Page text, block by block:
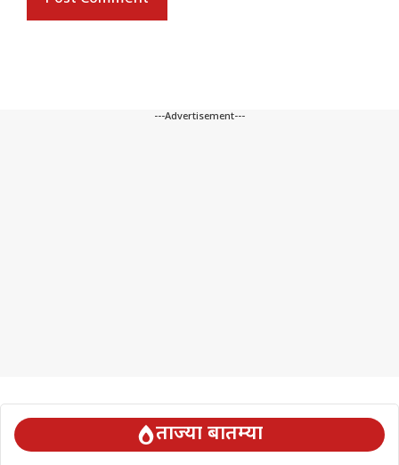
---Advertisement---
ताज्या बातम्या